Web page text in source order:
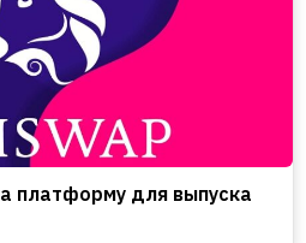
платформу для выпуска